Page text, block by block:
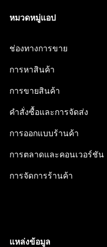
หมวดหมู่แอป
ช่องทางการขาย
การหาสินค้า
การขายสินค้า
คำสั่งซื้อและการจัดส่ง
การออกแบบร้านค้า
การตลาดและคอนเวอร์ชัน
การจัดการร้านค้า
แหล่งข้อมูล